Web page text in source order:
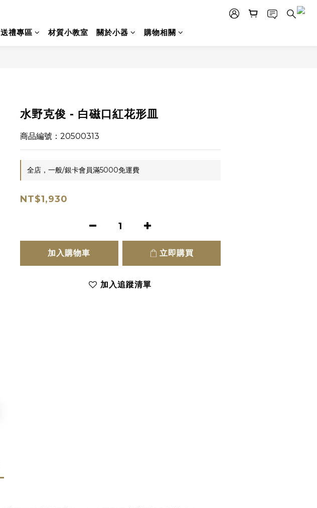
送禮專區 材質小教室 關於小器 購物相關
水野克俊 - 白磁口紅花形皿
商品編號：20500313
全店，一般/銀卡會員滿5000免運費
NT$1,930
加入購物車 立即購買
加入追蹤清單